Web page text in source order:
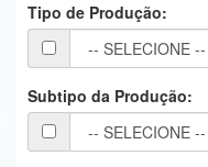
Secretaria de Governo
Gabinete de Segurança Institucional
Advocacia-Geral da União
Banco Central do Brasil
Tipo de Produção:
Subtipo da Produção: